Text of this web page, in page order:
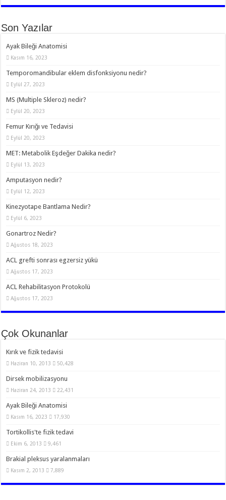
Son Yazılar
Ayak Bileği Anatomisi
Kasım 16, 2023
Temporomandibular eklem disfonksiyonu nedir?
Eylül 27, 2023
MS (Multiple Skleroz) nedir?
Eylül 20, 2023
Femur Kırığı ve Tedavisi
Eylül 20, 2023
MET: Metabolik Eşdeğer Dakika nedir?
Eylül 13, 2023
Amputasyon nedir?
Eylül 12, 2023
Kinezyotape Bantlama Nedir?
Eylül 6, 2023
Gonartroz Nedir?
Ağustos 18, 2023
ACL grefti sonrası egzersiz yükü
Ağustos 17, 2023
ACL Rehabilitasyon Protokolü
Ağustos 17, 2023
Çok Okunanlar
Kırık ve fizik tedavisi
Haziran 10, 2013 50,428
Dirsek mobilizasyonu
Haziran 24, 2013 22,431
Ayak Bileği Anatomisi
Kasım 16, 2023 17,930
Tortikollis'te fizik tedavi
Ekim 6, 2013 9,461
Brakial pleksus yaralanmaları
Kasım 2, 2013 7,889